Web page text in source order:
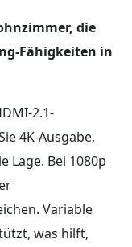
die
Fähigkeiten in
2.1-
4K-Ausgabe,
Lage. Bei 1080p
Variable
was hilft,